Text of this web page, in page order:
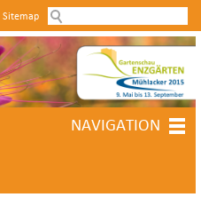
Sitemap
NAVIGATION